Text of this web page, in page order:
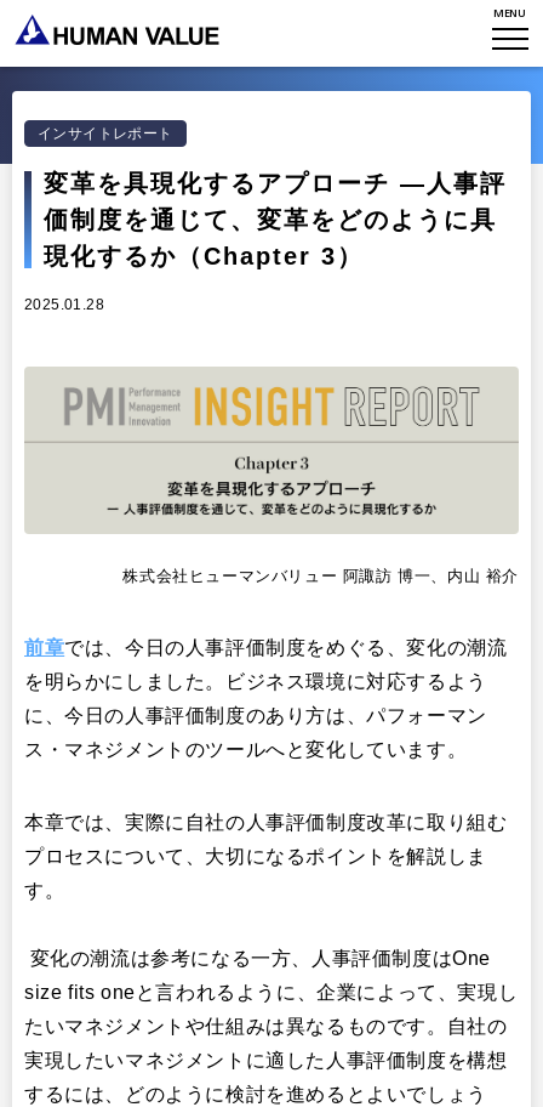
MENU
PMI
出版
プラクティショナー養成
リサーチ
イベント・セミナー
Stories
リサーチ
出版
その他
検索
インサイトレポート
変革を具現化するアプローチ ―人事評
価制度を通じて、変革をどのように具
現化するか（Chapter 3）
2025.01.28
株式会社ヒューマンバリュー 阿諏訪 博一、内山 裕介
前章では、今日の人事評価制度をめぐる、変化の潮流
を明らかにしました。ビジネス環境に対応するよう
に、今日の人事評価制度のあり方は、パフォーマン
ス・マネジメントのツールへと変化しています。
本章では、実際に自社の人事評価制度改革に取り組む
プロセスについて、大切になるポイントを解説しま
す。
変化の潮流は参考になる一方、人事評価制度はOne
size fits oneと言われるように、企業によって、実現し
たいマネジメントや仕組みは異なるものです。自社の
実現したいマネジメントに適した人事評価制度を構想
するには、どのように検討を進めるとよいでしょう